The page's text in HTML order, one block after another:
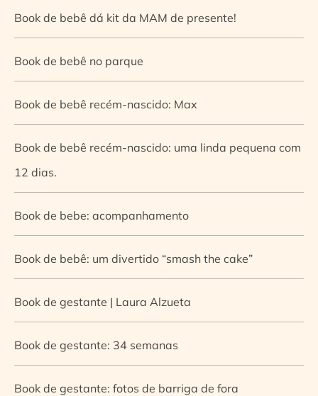
Book de bebê dá kit da MAM de presente!
Book de bebê no parque
Book de bebê recém-nascido: Max
Book de bebê recém-nascido: uma linda pequena com
12 dias.
Book de bebe: acompanhamento
Book de bebê: um divertido “smash the cake”
Book de gestante | Laura Alzueta
Book de gestante: 34 semanas
Book de gestante: fotos de barriga de fora